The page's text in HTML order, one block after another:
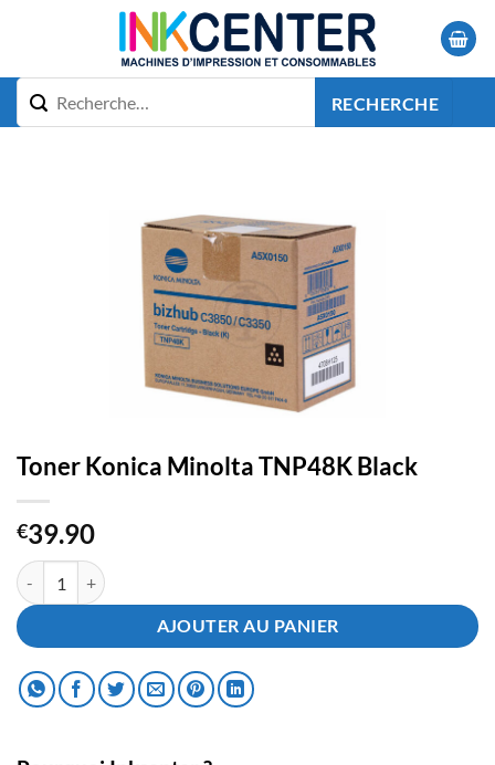
RECHERCHE
Toner Konica Minolta TNP48K Black
€39.90
quantité de Toner Konica Minolta TNP48K Black
AJOUTER AU PANIER